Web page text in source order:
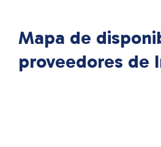
Mapa de
proveedores de